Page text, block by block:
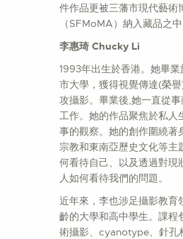
件作品更被三藩市現代藝術
（SFMoMA）納入藏品之中
李惠琦 Chucky Li
1993年出生於香港。她畢
市大學，獲得視覺傳達(榮
攻攝影。畢業後,她一直從
工作。她的作品聚焦於私人
事的觀察。她的創作圍繞著
宗教和東南亞歷史文化等主
何看待自己、以及透過對現
人如何看待我們的問題。
近年來，李也涉足攝影教育
齡的大學和高中學生。課程
術攝影、cyanotype、針孔